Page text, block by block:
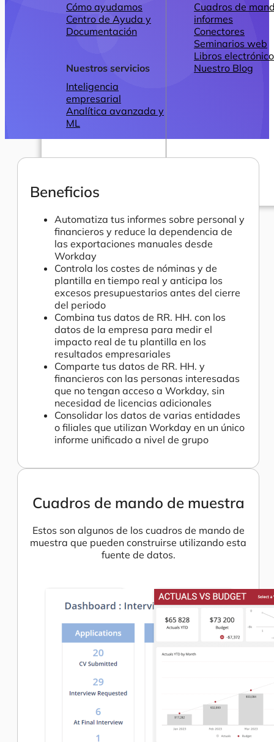
Cómo ayudamos
Centro de Ayuda y
Documentación
Nuestros servicios
Inteligencia
empresarial
Analítica avanzada y
ML
Cuadros de
informes
Conectores
Seminarios web
Libros
Nuestro Blog
Beneficios
Automatiza tus informes sobre personal y
financieros y reduce la dependencia de
las exportaciones manuales desde
Workday
Controla los costes de nóminas y de
plantilla en tiempo real y anticipa los
excesos presupuestarios antes del cierre
del periodo
Combina tus datos de RR. HH. con los
datos de la empresa para medir el
impacto real de tu plantilla en los
resultados empresariales
Comparte tus datos de RR. HH. y
financieros con las personas interesadas
que no tengan acceso a Workday, sin
necesidad de licencias adicionales
Consolidar los datos de varias entidades
o filiales que utilizan Workday en un único
informe unificado a nivel de grupo
Cuadros de mando de muestra
Estos son algunos de los cuadros de mando de
muestra que pueden construirse utilizando esta
fuente de datos.